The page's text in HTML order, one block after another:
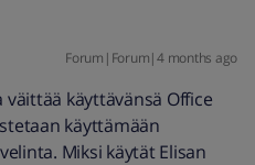
Forum|Forum|4 months ago
käyttävänsä Office
käyttämään
Miksi käytät Elisan